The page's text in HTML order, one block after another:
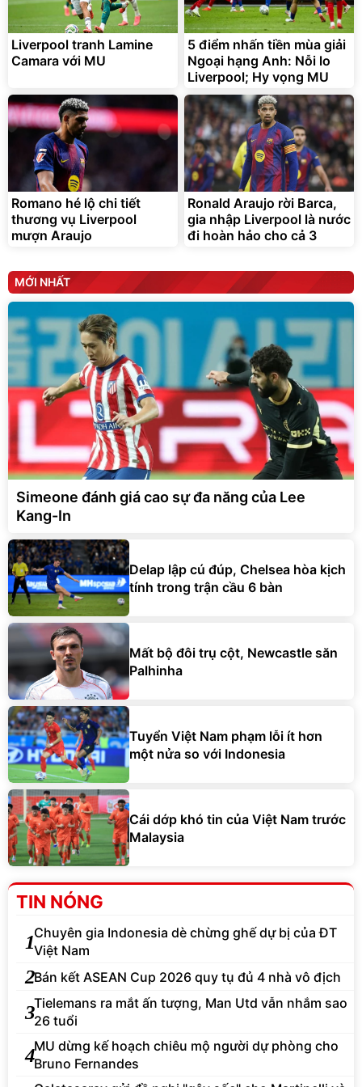
392.000đ
325.000đ
Đã bán nhiều
tiện lợi
9.900.000đ
7.092.000đ
Đang xem nhiều
G-FORCE VIETNA
Liverpool tranh Lamine
Camara với MU
5 điểm nhấn tiền mùa giải
Ngoại hạng Anh: Nỗi lo
Liverpool; Hy vọng MU
Romano hé lộ chi tiết
thương vụ Liverpool
mượn Araujo
Ronald Araujo rời Barca,
gia nhập Liverpool là nước
đi hoàn hảo cho cả 3
MỚI NHẤT
Simeone đánh giá cao sự đa năng của Lee
Kang-In
Delap lập cú đúp, Chelsea hòa kịch
tính trong trận cầu 6 bàn
Mất bộ đôi trụ cột, Newcastle săn
Palhinha
Tuyển Việt Nam phạm lỗi ít hơn
một nửa so với Indonesia
Cái dớp khó tin của Việt Nam trước
Malaysia
TIN NÓNG
1Chuyên gia Indonesia dè chừng ghế dự bị của ĐT
Việt Nam
2Bán kết ASEAN Cup 2026 quy tụ đủ 4 nhà vô địch
3Tielemans ra mắt ấn tượng, Man Utd vẫn nhắm sao
26 tuổi
4MU dừng kế hoạch chiêu mộ người dự phòng cho
Bruno Fernandes